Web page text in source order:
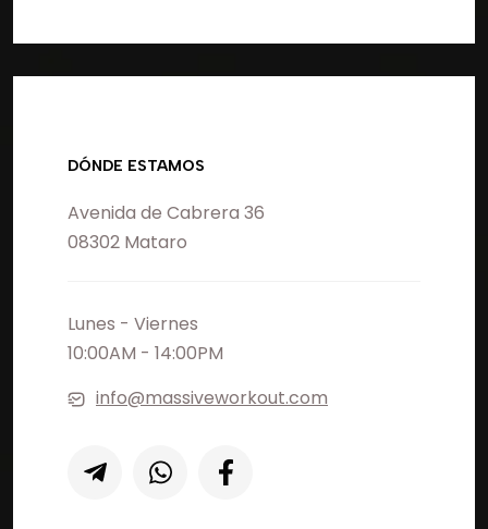
DÓNDE ESTAMOS
Avenida de Cabrera 36
08302 Mataro
Lunes - Viernes
10:00AM - 14:00PM
info@massiveworkout.com